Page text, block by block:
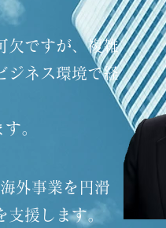
欠ですが、複雑
ジネス環境で経
。
外事業を円滑
援します。